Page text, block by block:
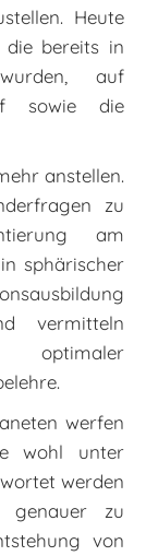
Heute
die bereits in
auf
sowie die
anstellen.
zu
am
sphärischer
vermitteln
werfen
wohl unter
werden
genauer zu
von